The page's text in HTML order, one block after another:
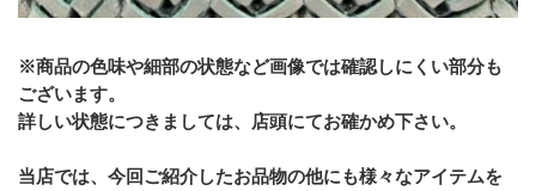
※商品の色味や細部の状態など画像では確認しにくい部分も
ございます。
﻿詳しい状態につきましては、店頭にてお確かめ下さい。
当店では、今回ご紹介したお品物の他にも様々なアイテムを